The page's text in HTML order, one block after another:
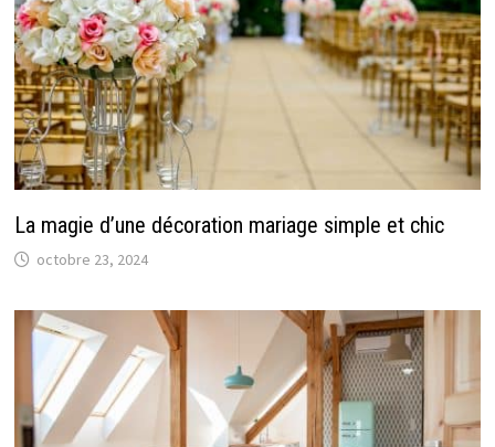
La magie d’une décoration mariage simple et chic
octobre 23, 2024